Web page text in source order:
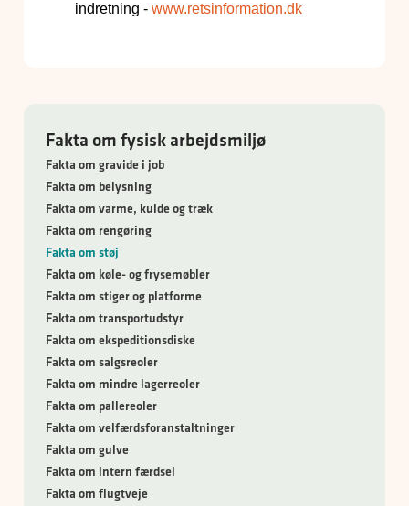
Fakta om fysisk arbejdsmiljø
Fakta om gravide i job
Fakta om belysning
Fakta om varme, kulde og træk
Fakta om rengøring
Fakta om støj
Fakta om køle- og frysemøbler
Fakta om stiger og platforme
Fakta om transportudstyr
Fakta om ekspeditionsdiske
Fakta om salgsreoler
Fakta om mindre lagerreoler
Fakta om pallereoler
Fakta om velfærdsforanstaltninger
Fakta om gulve
Fakta om intern færdsel
Fakta om flugtveje
indretning - www.retsinformation.dk